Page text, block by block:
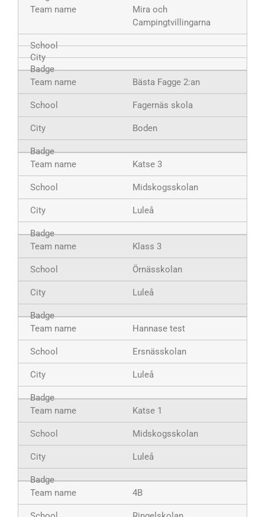
Mira och
Campingtvillingarna
Bästa Fagge 2:an
Fagernäs skola
Boden
Katse 3
Midskogsskolan
Luleå
Klass 3
Örnässkolan
Luleå
Hannase test
Ersnässkolan
Luleå
Katse 1
Midskogsskolan
Luleå
4B